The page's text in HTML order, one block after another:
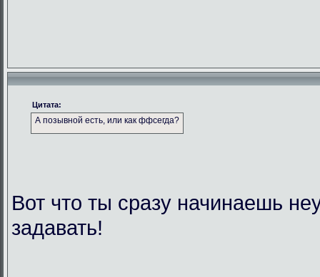
Цитата:
А позывной есть, или как ффсегда?
Вот что ты сразу начинаешь
задавать!